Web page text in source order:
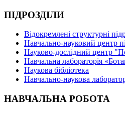
ПІДРОЗДІЛИ
Відокремлені структурні
Навчально-науковий центр
Науково-дослідний центр
Навчальна лабораторія
Наукова бібліотека
Навчально-наукова
НАВЧАЛЬНА РОБОТА